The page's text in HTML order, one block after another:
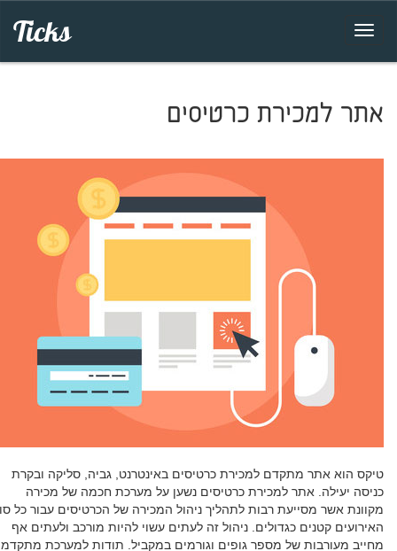
Ticks
אתר למכירת כרטיסים
טיקס הוא אתר מתקדם למכירת כרטיסים באינטרנט, גביה, סליקה ובקרת
כניסה יעילה. אתר למכירת כרטיסים נשען על מערכת חכמה של מכירה
מקוונת אשר מסייעת רבות לתהליך ניהול המכירה של הכרטיסים עבור כל
האירועים קטנים כגדולים. ניהול זה לעתים עשוי להיות מורכב ולעתים אף
מחייב מעורבות של מספר גופים וגורמים במקביל. תודות למערכת